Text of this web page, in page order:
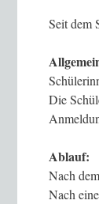
Seit dem
Die
Ablauf:
Nach
Nach